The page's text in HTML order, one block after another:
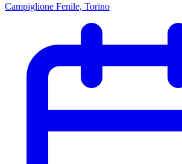
Campiglione Fenile, Torino